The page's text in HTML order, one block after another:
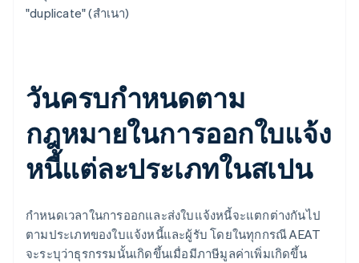
"duplicate" (สำเนา)
วันครบกำหนดตาม
กฎหมายในการออกใบแจ้ง
หนี้แต่ละประเภทในสเปน
กำหนดเวลาในการออกและส่งใบแจ้งหนี้จะแตกต่างกันไป
ตามประเภทของใบแจ้งหนี้และผู้รับ โดยในทุกกรณี AEAT
จะระบุว่าธุรกรรมนั้นเกิดขึ้นเมื่อมีภาษีมูลค่าเพิ่มเกิดขึ้น